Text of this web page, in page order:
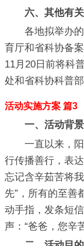
六、其他有
各地拟举办的
育厅和省科协备
11月20日前将科
处和省科协科普部
活动实施方案 篇3
一、活动背景
一直以来，阳
行传播善行，表
忘记含辛茹苦将
先”，所有的至善
动手指，发条短
声：“爸爸，您辛